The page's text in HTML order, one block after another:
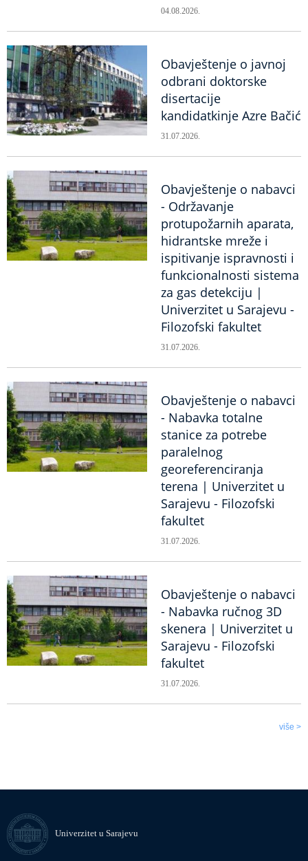
04.08.2026.
Obavještenje o javnoj
odbrani doktorske
disertacije
kandidatkinje Azre Bačić
31.07.2026.
Obavještenje o nabavci
- Održavanje
protupožarnih aparata,
hidrantske mreže i
ispitivanje ispravnosti i
funkcionalnosti sistema
za gas detekciju |
Univerzitet u Sarajevu -
Filozofski fakultet
31.07.2026.
Obavještenje o nabavci
- Nabavka totalne
stanice za potrebe
paralelnog
georeferenciranja
terena | Univerzitet u
Sarajevu - Filozofski
fakultet
31.07.2026.
Obavještenje o nabavci
- Nabavka ručnog 3D
skenera | Univerzitet u
Sarajevu - Filozofski
fakultet
31.07.2026.
više >
Univerzitet u Sarajevu